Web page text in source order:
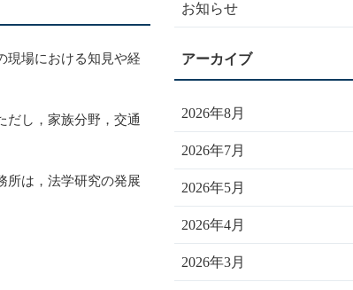
現場における知見や経
だし，家族分野，交通
所は，法学研究の発展
お知らせ
2026年8月
2026年7月
2026年5月
2026年4月
2026年3月